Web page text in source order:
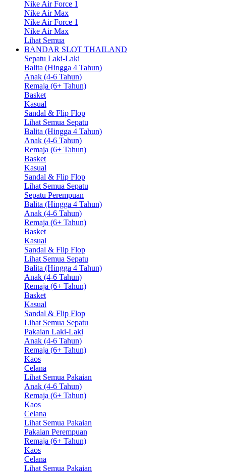
Nike Air Force 1
Nike Air Max
Nike Air Force 1
Nike Air Max
Lihat Semua
BANDAR SLOT THAILAND
Sepatu Laki-Laki
Balita (Hingga 4 Tahun)
Anak (4-6 Tahun)
Remaja (6+ Tahun)
Basket
Kasual
Sandal & Flip Flop
Lihat Semua Sepatu
Balita (Hingga 4 Tahun)
Anak (4-6 Tahun)
Remaja (6+ Tahun)
Basket
Kasual
Sandal & Flip Flop
Lihat Semua Sepatu
Sepatu Perempuan
Balita (Hingga 4 Tahun)
Anak (4-6 Tahun)
Remaja (6+ Tahun)
Basket
Kasual
Sandal & Flip Flop
Lihat Semua Sepatu
Balita (Hingga 4 Tahun)
Anak (4-6 Tahun)
Remaja (6+ Tahun)
Basket
Kasual
Sandal & Flip Flop
Lihat Semua Sepatu
Pakaian Laki-Laki
Anak (4-6 Tahun)
Remaja (6+ Tahun)
Kaos
Celana
Lihat Semua Pakaian
Anak (4-6 Tahun)
Remaja (6+ Tahun)
Kaos
Celana
Lihat Semua Pakaian
Pakaian Perempuan
Remaja (6+ Tahun)
Kaos
Celana
Lihat Semua Pakaian